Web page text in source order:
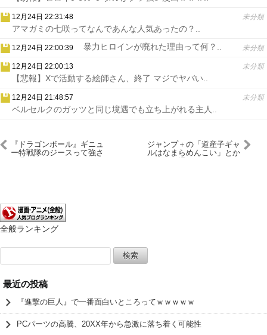
12月24日 22:31:48 未分類
アマガミの七咲ってなんであんな人気あったの？..
12月24日 22:00:39 未分類
暴力ヒロインが廃れた理由って何？..
12月24日 22:00:13 未分類
【悲報】Xで活動する絵師さん、終了 マジでヤバい..
12月24日 21:48:57 未分類
ベルセルクのガッツと同じ境遇でも立ち上がれる主人..
『ドラゴンボール』ギニュ
ー特戦隊のジースって強さ
ジャンプ＋の「道産子ギャ
ルはなまらめんこい」とか
全般ランキング
索:
最近の投稿
『進撃の巨人』で一番面白いところってｗｗｗｗｗ
PCパーツの高騰、20XX年から急激に落ち着く可能性